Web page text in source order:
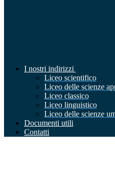
I nostri indirizzi
Liceo scientifico
Liceo delle scienze
Liceo classico
Liceo linguistico
Liceo delle scienze
Documenti utili
Contatti